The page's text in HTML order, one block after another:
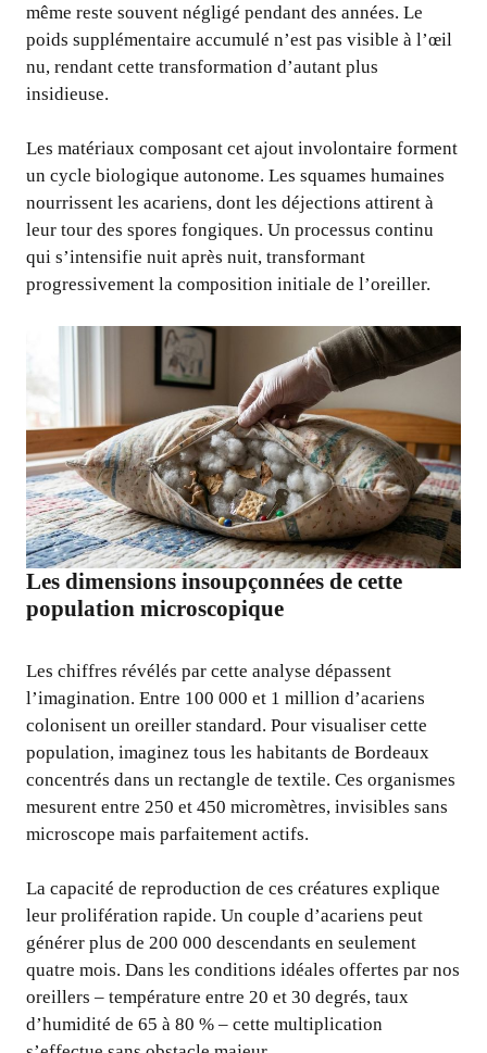
même reste souvent négligé pendant des années. Le
poids supplémentaire accumulé n’est pas visible à l’œil
nu, rendant cette transformation d’autant plus
insidieuse.
Les matériaux composant cet ajout involontaire forment
un cycle biologique autonome. Les squames humaines
nourrissent les acariens, dont les déjections attirent à
leur tour des spores fongiques. Un processus continu
qui s’intensifie nuit après nuit, transformant
progressivement la composition initiale de l’oreiller.
Les dimensions insoupçonnées de cette
population microscopique
Les chiffres révélés par cette analyse dépassent
l’imagination. Entre 100 000 et 1 million d’acariens
colonisent un oreiller standard. Pour visualiser cette
population, imaginez tous les habitants de Bordeaux
concentrés dans un rectangle de textile. Ces organismes
mesurent entre 250 et 450 micromètres, invisibles sans
microscope mais parfaitement actifs.
La capacité de reproduction de ces créatures explique
leur prolifération rapide. Un couple d’acariens peut
générer plus de 200 000 descendants en seulement
quatre mois. Dans les conditions idéales offertes par nos
oreillers – température entre 20 et 30 degrés, taux
d’humidité de 65 à 80 % – cette multiplication